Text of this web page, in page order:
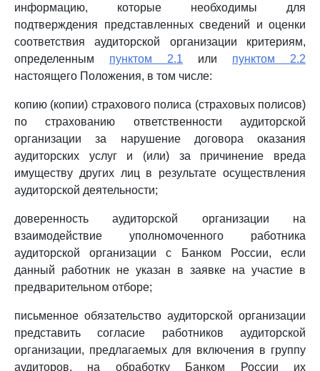
информацию, которые необходимы для
подтверждения представленных сведений и оценки
соответствия аудиторской организации критериям,
определенным пунктом 2.1 или пунктом 2.2
настоящего Положения, в том числе:
копию (копии) страхового полиса (страховых полисов)
по страхованию ответственности аудиторской
организации за нарушение договора оказания
аудиторских услуг и (или) за причинение вреда
имуществу других лиц в результате осуществления
аудиторской деятельности;
доверенность аудиторской организации на
взаимодействие уполномоченного работника
аудиторской организации с Банком России, если
данный работник не указан в заявке на участие в
предварительном отборе;
письменное обязательство аудиторской организации
представить согласие работников аудиторской
организации, предлагаемых для включения в группу
аудиторов, на обработку Банком России их